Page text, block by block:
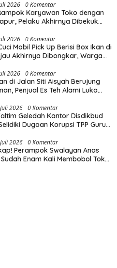
2026 0 Komentar
Karyawan Toko dengan
Pelaku Akhirnya Dibekuk
2026 0 Komentar
Mobil Pick Up Berisi Box Ikan di
Akhirnya Dibongkar, Warga
2026 0 Komentar
di Jalan Siti Aisyah Berujung
Penjual Es Teh Alami Luka
2026 0 Komentar
Geledah Kantor Disdikbud
Dugaan Korupsi TPP Guru
2026 0 Komentar
Perampok Swalayan Anas
Enam Kali Membobol Toko